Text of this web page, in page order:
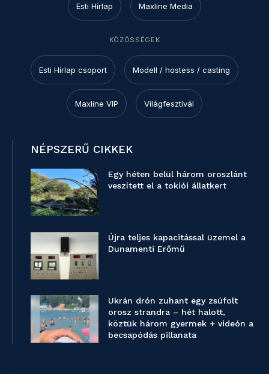
Esti Hírlap Maxline Media
KÖZÖSSÉGEK
Esti Hírlap csoport Modell / hostess / casting
Maxline VIP Világfesztivál
NÉPSZERŰ CIKKEK
Egy héten belül három oroszlánt
veszített el a tokiói állatkert
Újra teljes kapacitással üzemel a
Dunamenti Erőmű
Ukrán drón zuhant egy zsúfolt
orosz strandra – hét halott,
köztük három gyermek + videón a
becsapódás pillanata